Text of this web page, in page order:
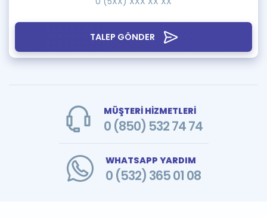
TALEP GÖNDER
MÜŞTERİ HİZMETLERİ
0 (850) 532 74 74
WHATSAPP YARDIM
0 (532) 365 01 08